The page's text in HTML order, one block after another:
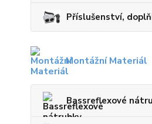
Příslušenství,
Montážní Materiál
Bassreflexové